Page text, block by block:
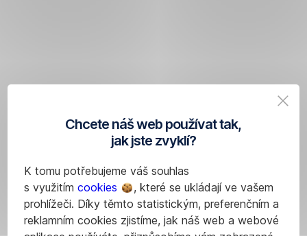
Chcete náš web používat tak,
jak jste zvyklí?
K tomu potřebujeme váš souhlas
s využitím cookies
, které se ukládají ve vašem
prohlížeči. Díky těmto statistickým, preferenčním a
reklamním cookies zjistíme, jak náš web a webové